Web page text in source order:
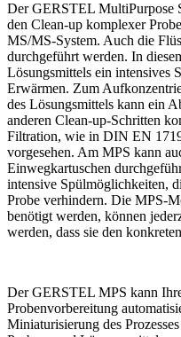
Der GERSTEL MultiPurpose
den Clean-up komplexer
MS/MS-System. Auch die
durchgeführt werden. In
Lösungsmittels ein intensives
Erwärmen. Zum
des Lösungsmittels kann ein
anderen Clean-up-Schritten
Filtration, wie in DIN EN
vorgesehen. Am MPS kann
Einwegkartuschen
intensive Spülmöglichkeiten,
Probe verhindern. Die MPS-
benötigt werden, können
werden, dass sie den
Der GERSTEL MPS kann
Probenvorbereitung
Miniaturisierung des